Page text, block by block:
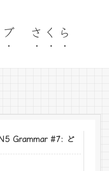
ブ さくら
Grammar #7: ど